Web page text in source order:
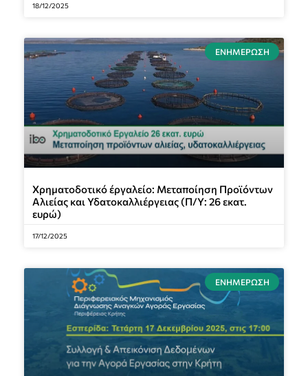
18/12/2025
ΕΝΗΜΈΡΩΣΗ
Χρηματοδοτικό έργαλείο: Μεταποίηση Προϊόντων
Αλιείας και Υδατοκαλλιέργειας (Π/Υ: 26 εκατ.
ευρώ)
17/12/2025
ΕΝΗΜΈΡΩΣΗ